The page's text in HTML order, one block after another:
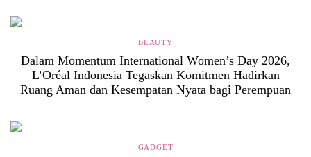
BEAUTY
Dalam Momentum International Women’s Day 2026,
L’Oréal Indonesia Tegaskan Komitmen Hadirkan
Ruang Aman dan Kesempatan Nyata bagi Perempuan
GADGET